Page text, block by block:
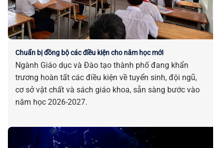
Chuẩn bị đồng bộ các điều kiện cho năm học mới
Ngành Giáo dục và Đào tạo thành phố đang khẩn
trương hoàn tất các điều kiện về tuyển sinh, đội ngũ,
cơ sở vật chất và sách giáo khoa, sẵn sàng bước vào
năm học 2026-2027.